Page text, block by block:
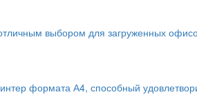
выбором для загруженных
формата А4, способный